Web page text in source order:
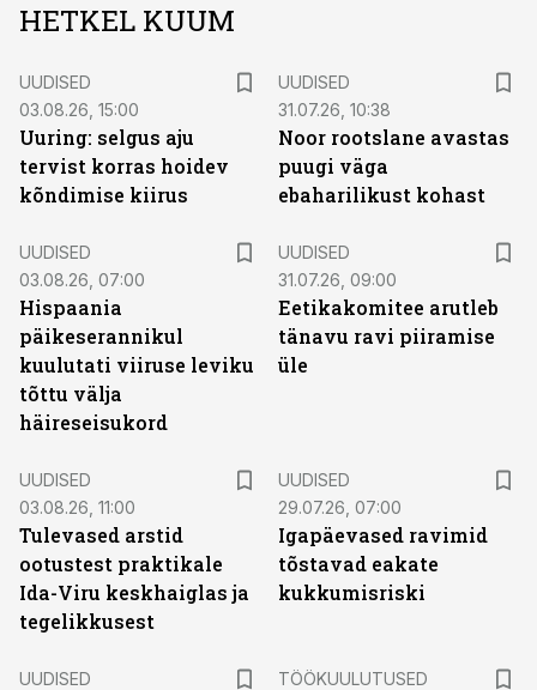
HETKEL KUUM
UUDISED
03.08.26, 15:00
Uuring: selgus aju
tervist korras hoidev
kõndimise kiirus
UUDISED
31.07.26, 10:38
Noor rootslane avastas
puugi väga
ebaharilikust kohast
UUDISED
03.08.26, 07:00
Hispaania
päikeserannikul
kuulutati viiruse leviku
tõttu välja
häireseisukord
UUDISED
31.07.26, 09:00
Eetikakomitee arutleb
tänavu ravi piiramise
üle
UUDISED
03.08.26, 11:00
Tulevased arstid
ootustest praktikale
Ida-Viru keskhaiglas ja
tegelikkusest
UUDISED
29.07.26, 07:00
Igapäevased ravimid
tõstavad eakate
kukkumisriski
UUDISED
TÖÖKUULUTUSED